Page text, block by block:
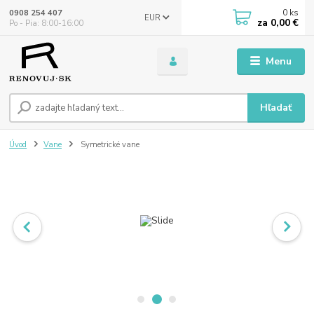
Menu
EUR
Hľadať
0908 254 407
Po - Pia: 8:00-16:00
0 ks
za 0,00 €
Úvod Vane Symetrické vane